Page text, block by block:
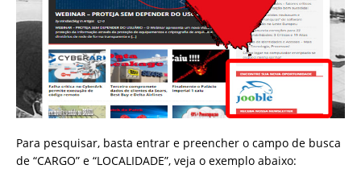
Para pesquisar, basta entrar e preencher o campo de busca
de “CARGO” e “LOCALIDADE”, veja o exemplo abaixo: